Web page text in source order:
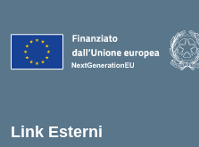
Link Esterni